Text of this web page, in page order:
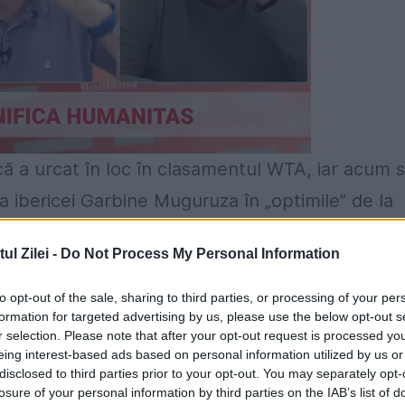
Zilei - Do Not Process My Personal Information
opt-out of the sale, sharing to third parties, or processing of your
for targeted advertising by us, please use the below opt-out
selection. Please note that after your opt-out request is processed
interest-based ads based on personal information utilized by us
to third parties prior to your opt-out. You may separately
of your personal information by third parties on the IAB’s list of
a urcat în loc în clasamentul WTA, iar acum
Garbine Muguruza în „optimile” de la
și apere titlul câștigat anul trecut. După
rămas cu 4.366 de puncte, fapt ce i-a adus
5 este ocupat de Karolina Pliskova (Cehia).